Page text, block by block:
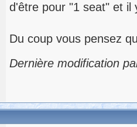
d'être pour "1 seat" et il
Du coup vous pensez
Dernière modification